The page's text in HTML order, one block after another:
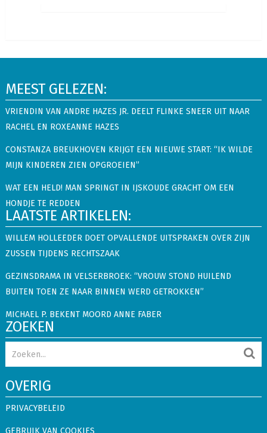
MEEST GELEZEN:
VRIENDIN VAN ANDRE HAZES JR. DEELT FLINKE SNEER UIT NAAR
RACHEL EN ROXEANNE HAZES
CONSTANZA BREUKHOVEN KRIJGT EEN NIEUWE START: “IK WILDE
MIJN KINDEREN ZIEN OPGROEIEN”
WAT EEN HELD! MAN SPRINGT IN IJSKOUDE GRACHT OM EEN
HONDJE TE REDDEN
LAATSTE ARTIKELEN:
WILLEM HOLLEEDER DOET OPVALLENDE UITSPRAKEN OVER ZIJN
ZUSSEN TIJDENS RECHTSZAAK
GEZINSDRAMA IN VELSERBROEK: “VROUW STOND HUILEND
BUITEN TOEN ZE NAAR BINNEN WERD GETROKKEN”
MICHAEL P. BEKENT MOORD ANNE FABER
ZOEKEN
OVERIG
PRIVACYBELEID